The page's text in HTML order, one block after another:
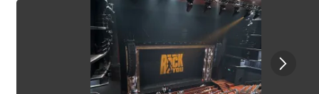
beleidigender Sprache und/oder falschen Angaben werden
nicht veröffentlicht. Es kann einige Wochen dauern, bis eine
Bewertung veröffentlicht wird.